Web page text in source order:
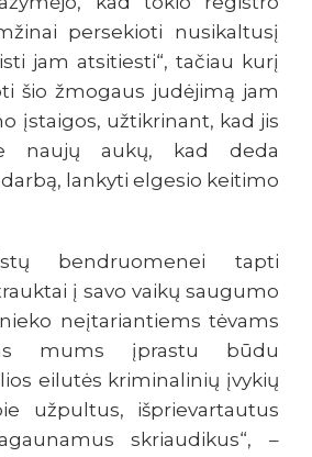
persekioti nusikaltusį
jam atsitiesti“, tačiau kurį
šio žmogaus judėjimą jam
įstaigos, užtikrinant, kad jis
naujų aukų, kad deda
lankyti elgesio keitimo
bendruomenei tapti
į savo vaikų saugumo
neįtariantiems tėvams
mums įprastu būdu
eilutės kriminalinių įvykių
užpultus, išprievartautus
skriaudikus“, –